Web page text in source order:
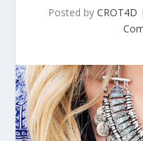
Posted by CROT4D